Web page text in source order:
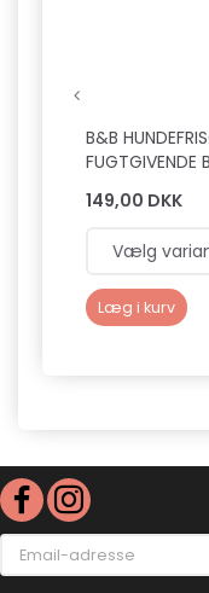
B&B
FUGTGIVENDE
149,00 DKK
Læg i kurv
Email-
adresse